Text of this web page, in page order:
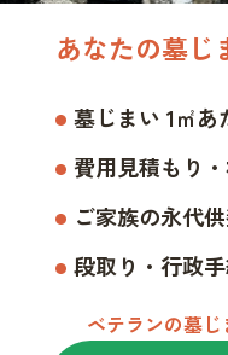
あなたの墓じ
墓じまい 1㎡あ
費用見積もり
ご家族の永代
段取り・行政
ベテランの墓